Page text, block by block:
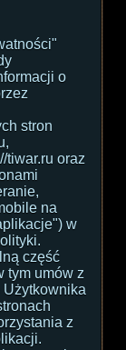
o
stron
tiwar.ru oraz
na
w
część
tym umów z
z